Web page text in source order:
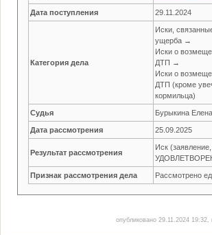
Дата поступления 29.11.2024
Категория дела
Иски,
ущерба →
Иски о
ДТП →
Иски о
ДТП (кроме
кормильца)
Судья Бурыкина
Дата рассмотрения 25.09.2025
Результат рассмотрения
Иск
Признак рассмотрения дела Рассмотрено
опубликовано 29.11.2024 19:32,